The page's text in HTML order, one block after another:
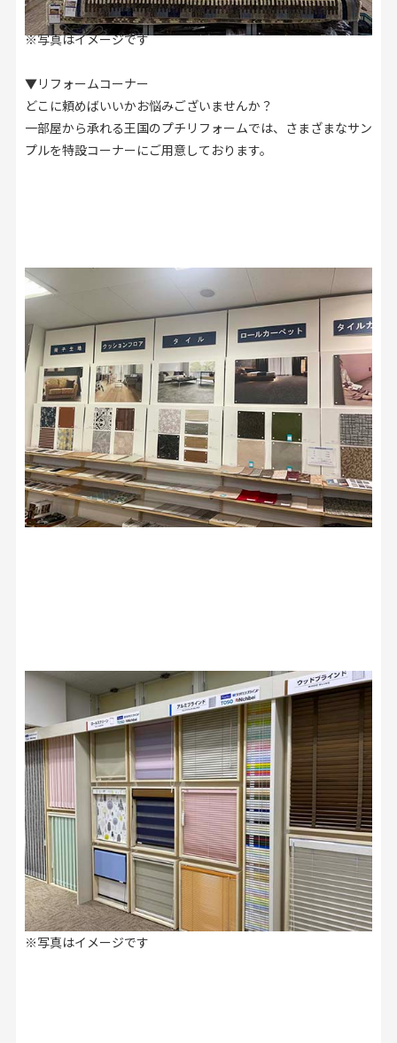
※写真はイメージです
▼リフォームコーナー
どこに頼めばいいかお悩みございませんか？
一部屋から承れる王国のプチリフォームでは、さまざまなサン
プルを特設コーナーにご用意しております。
※写真はイメージです